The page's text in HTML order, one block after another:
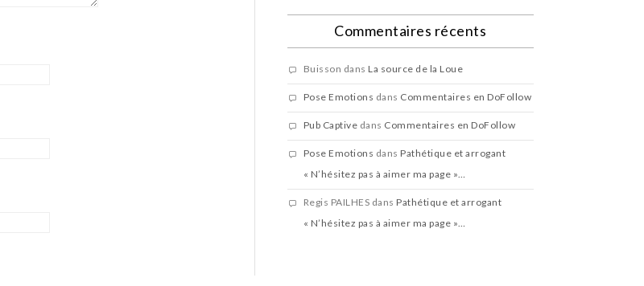
Commentaires récents
Buisson dansLa source de la Loue
Pose Emotions dans Commentaires en DoFollow
Pub Captive dans Commentaires en DoFollow
Pose Emotions dansPathétique et arrogant
« N’hésitez pas à aimer ma page »…
Regis PAILHES dansPathétique et arrogant
« N’hésitez pas à aimer ma page »…